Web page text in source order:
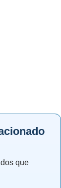
que